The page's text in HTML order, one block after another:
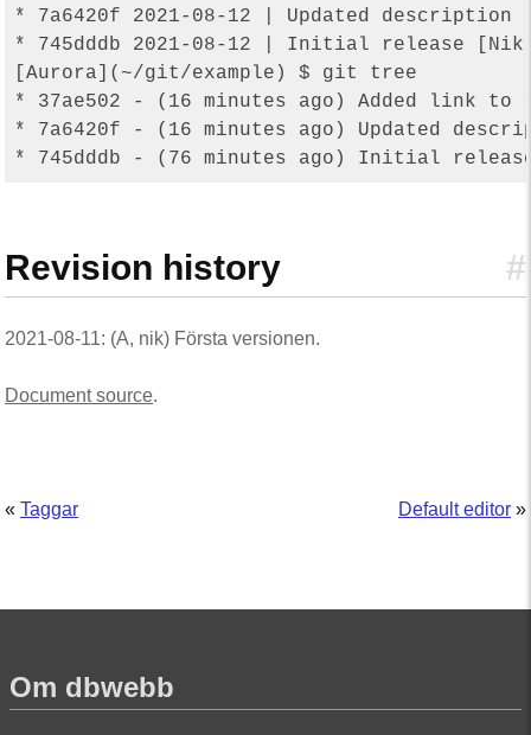
* 7a6420f 2021-08-12 | Updated description
* 745dddb 2021-08-12 | Initial release
[Aurora](~/git/example) $ git tree
* 37ae502 - (16 minutes ago) Added link to
* 7a6420f - (16 minutes ago) Updated
#
Revision history
2021-08-11: (A, nik) Första versionen.
Document source.
Default editor»
«Taggar
Om dbwebb